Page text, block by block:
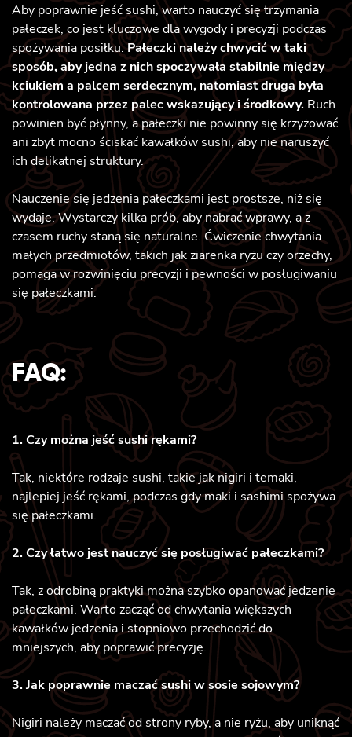
Aby poprawnie jeść sushi, warto nauczyć się trzymania
pałeczek, co jest kluczowe dla wygody i precyzji podczas
spożywania posiłku.Pałeczki należy chwycić w taki
sposób, aby jedna z nich spoczywała stabilnie między
kciukiem a palcem serdecznym, natomiast druga była
kontrolowana przez palec wskazujący i środkowy. Ruch
powinien być płynny, a pałeczki nie powinny się krzyżować
ani zbyt mocno ściskać kawałków sushi, aby nie naruszyć
ich delikatnej struktury.
Nauczenie się jedzenia pałeczkami jest prostsze, niż się
wydaje. Wystarczy kilka prób, aby nabrać wprawy, a z
czasem ruchy staną się naturalne. Ćwiczenie chwytania
małych przedmiotów, takich jak ziarenka ryżu czy orzechy,
pomaga w rozwinięciu precyzji i pewności w posługiwaniu
się pałeczkami.
FAQ:
1. Czy można jeść sushi rękami?
Tak, niektóre rodzaje sushi, takie jak nigiri i temaki,
najlepiej jeść rękami, podczas gdy maki i sashimi spożywa
się pałeczkami.
2. Czy łatwo jest nauczyć się posługiwać pałeczkami?
Tak, z odrobiną praktyki można szybko opanować jedzenie
pałeczkami. Warto zacząć od chwytania większych
kawałków jedzenia i stopniowo przechodzić do
mniejszych, aby poprawić precyzję.
3. Jak poprawnie maczać sushi w sosie sojowym?
Nigiri należy maczać od strony ryby, a nie ryżu, aby uniknąć